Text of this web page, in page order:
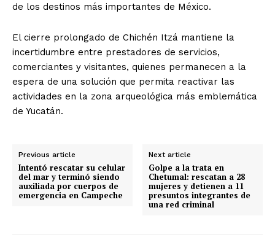
de los destinos más importantes de México.
El cierre prolongado de Chichén Itzá mantiene la
incertidumbre entre prestadores de servicios,
comerciantes y visitantes, quienes permanecen a la
espera de una solución que permita reactivar las
actividades en la zona arqueológica más emblemática
de Yucatán.
Previous article
Intentó rescatar su celular
del mar y terminó siendo
auxiliada por cuerpos de
emergencia en Campeche
Next article
Golpe a la trata en
Chetumal: rescatan a 28
mujeres y detienen a 11
presuntos integrantes de
una red criminal